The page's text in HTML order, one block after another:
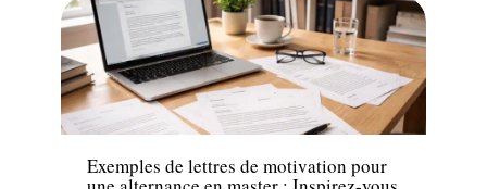
Emploi
Exemples de lettres de motivation pour